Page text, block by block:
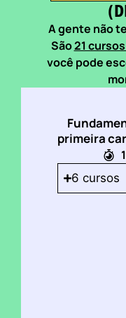
A gente não
São21
você pode